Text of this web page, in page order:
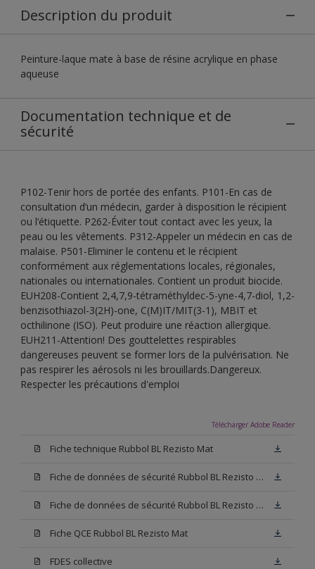
Description du produit
Peinture-laque mate à base de résine acrylique en phase
aqueuse
Documentation technique et de
sécurité
P102-Tenir hors de portée des enfants. P101-En cas de
consultation d’un médecin, garder à disposition le récipient
ou l’étiquette. P262-Éviter tout contact avec les yeux, la
peau ou les vêtements. P312-Appeler un médecin en cas de
malaise. P501-Eliminer le contenu et le récipient
conformément aux réglementations locales, régionales,
nationales ou internationales. Contient un produit biocide.
EUH208-Contient 2,4,7,9-tétraméthyldec-5-yne-4,7-diol, 1,2-
benzisothiazol-3(2H)-one, C(M)IT/MIT(3-1), MBIT et
octhilinone (ISO). Peut produire une réaction allergique.
EUH211-Attention! Des gouttelettes respirables
dangereuses peuvent se former lors de la pulvérisation. Ne
pas respirer les aérosols ni les brouillards.Dangereux.
Respecter les précautions d'emploi
Télécharger Adobe Reader
Fiche technique Rubbol BL Rezisto Mat
Fiche de données de sécurité Rubbol BL Rezisto Mat Base W05
Fiche de données de sécurité Rubbol BL Rezisto Mat Base N00
Fiche QCE Rubbol BL Rezisto Mat
FDES collective